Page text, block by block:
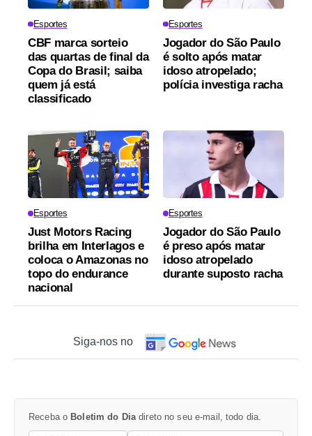
Esportes
CBF marca sorteio
das quartas de final da
Copa do Brasil; saiba
quem já está
classificado
Esportes
Jogador do São Paulo
é solto após matar
idoso atropelado;
polícia investiga racha
Esportes
Just Motors Racing
brilha em Interlagos e
coloca o Amazonas no
topo do endurance
nacional
Esportes
Jogador do São Paulo
é preso após matar
idoso atropelado
durante suposto racha
Siga-nos no
Receba o Boletim do Diadireto no seu e-mail, todo dia.